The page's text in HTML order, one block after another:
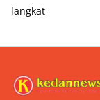
langkat